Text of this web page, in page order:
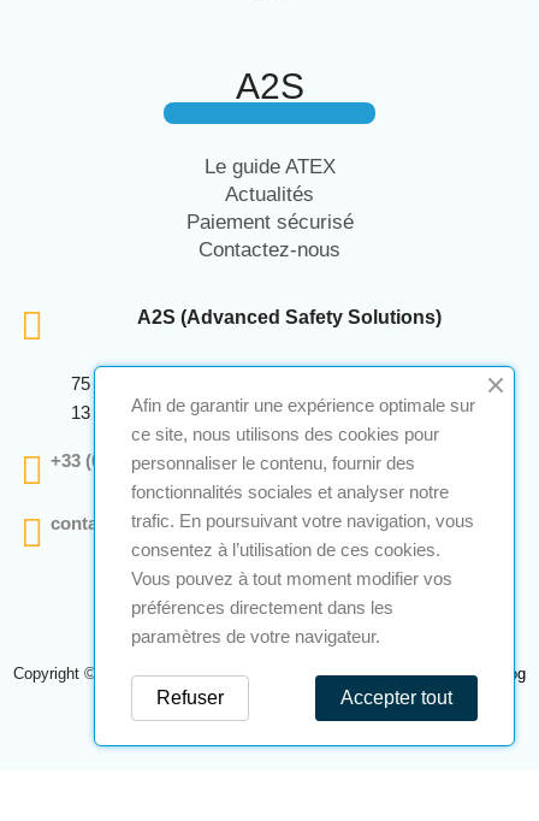
A2S
Le guide ATEX
Actualités
Paiement sécurisé
Contactez-nous
A2S (Advanced Safety Solutions)
75 Avenue Marcellin Berthelot Anthelios Bâtiment E
13 290 Aix En Provence
+33 (0)4 12 28 00 69
contact@a2s-atex.com
Copyright © 2026 A2S Atex. Tous droits réservés. Une réalisationNavilog
Afin de garantir une expérience optimale sur
ce site, nous utilisons des cookies pour
personnaliser le contenu, fournir des
fonctionnalités sociales et analyser notre
trafic. En poursuivant votre navigation, vous
consentez à l’utilisation de ces cookies.
Vous pouvez à tout moment modifier vos
préférences directement dans les
paramètres de votre navigateur.
Accepter tout
Refuser